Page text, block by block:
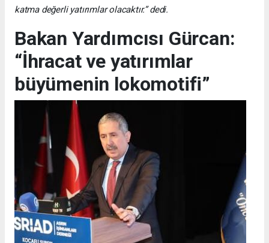
katma değerli yatırımlar olacaktır.” dedi.
Bakan Yardımcısı Gürcan:
“İhracat ve yatırımlar
büyümenin lokomotifi”